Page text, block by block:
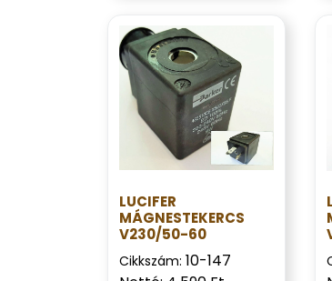
LUCIFER
MÁGNESTEKERCS
V230/50-60
Cikkszám: 10-147